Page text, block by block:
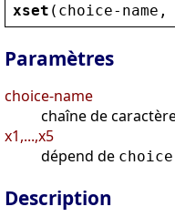
xset ( choice- name ,
Paramètres
choice-name
chaîne de
x1,...,x5
dépend de
Description